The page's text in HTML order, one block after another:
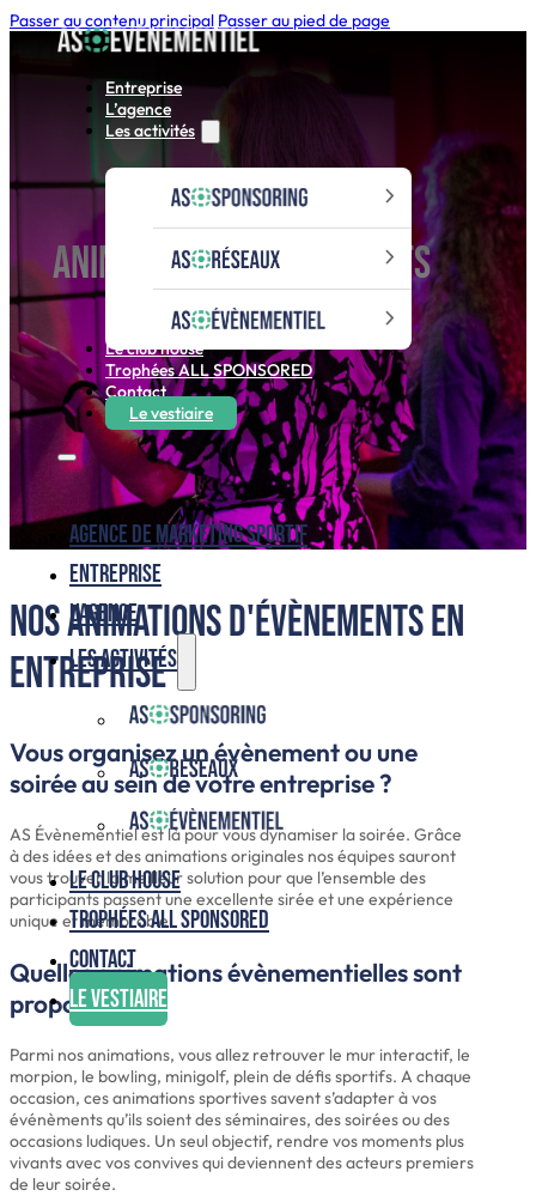
Passer au contenu principal Passer au pied de page
Entreprise
L’agence
Les activités
Le club house
Trophées ALL SPONSORED
Contact
Le vestiaire
Agence de marketing sportif
Entreprise
L’agence
Les activités
Le club house
Trophées ALL SPONSORED
Contact
Le vestiaire
Animations d'événements
entreprises
Nos animations d'évènements en
entreprise
Vous organisez un évènement ou une
soirée au sein de votre entreprise ?
AS Évènementiel est là pour vous dynamiser la soirée. Grâce
à des idées et des animations originales nos équipes sauront
vous trouver la meilleur solution pour que l’ensemble des
participants passent une excellente sirée et une expérience
unique et mémorable.
Quelles animations évènementielles sont
proposées ?
Parmi nos animations, vous allez retrouver le mur interactif, le
morpion, le bowling, minigolf, plein de défis sportifs. A chaque
occasion, ces animations sportives savent s’adapter à vos
événèments qu’ils soient des séminaires, des soirées ou des
occasions ludiques. Un seul objectif, rendre vos moments plus
vivants avec vos convives qui deviennent des acteurs premiers
de leur soirée.